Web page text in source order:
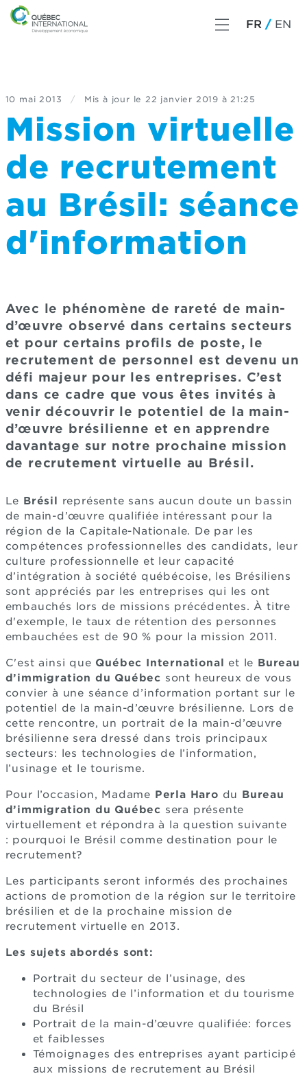
FR EN
10 mai 2013 / Mis à jour le 22 janvier 2019 à 21:25
Mission virtuelle
de recrutement
au Brésil: séance
d'information
Avec le phénomène de rareté de main-
d’œuvre observé dans certains secteurs
et pour certains profils de poste, le
recrutement de personnel est devenu un
défi majeur pour les entreprises. C’est
dans ce cadre que vous êtes invités à
venir découvrir le potentiel de la main-
d’œuvre brésilienne et en apprendre
davantage sur notre prochaine mission
de recrutement virtuelle au Brésil.
Le Brésil représente sans aucun doute un bassin
de main-d’œuvre qualifiée intéressant pour la
région de la Capitale-Nationale. De par les
compétences professionnelles des candidats, leur
culture professionnelle et leur capacité
d’intégration à société québécoise, les Brésiliens
sont appréciés par les entreprises qui les ont
embauchés lors de missions précédentes. À titre
d'exemple, le taux de rétention des personnes
embauchées est de 90 % pour la mission 2011.
C'est ainsi que Québec International et le Bureau
d’immigration du Québec sont heureux de vous
convier à une séance d’information portant sur le
potentiel de la main-d’œuvre brésilienne. Lors de
cette rencontre, un portrait de la main-d’œuvre
brésilienne sera dressé dans trois principaux
secteurs: les technologies de l’information,
l’usinage et le tourisme.
Pour l’occasion, Madame Perla Haro du Bureau
d’immigration du Québec sera présente
virtuellement et répondra à la question suivante
: pourquoi le Brésil comme destination pour le
recrutement?
Les participants seront informés des prochaines
actions de promotion de la région sur le territoire
brésilien et de la prochaine mission de
recrutement virtuelle en 2013.
Les sujets abordés sont:
Portrait du secteur de l’usinage, des
technologies de l’information et du tourisme
du Brésil
Portrait de la main-d’œuvre qualifiée: forces
et faiblesses
Témoignages des entreprises ayant participé
aux missions de recrutement au Brésil